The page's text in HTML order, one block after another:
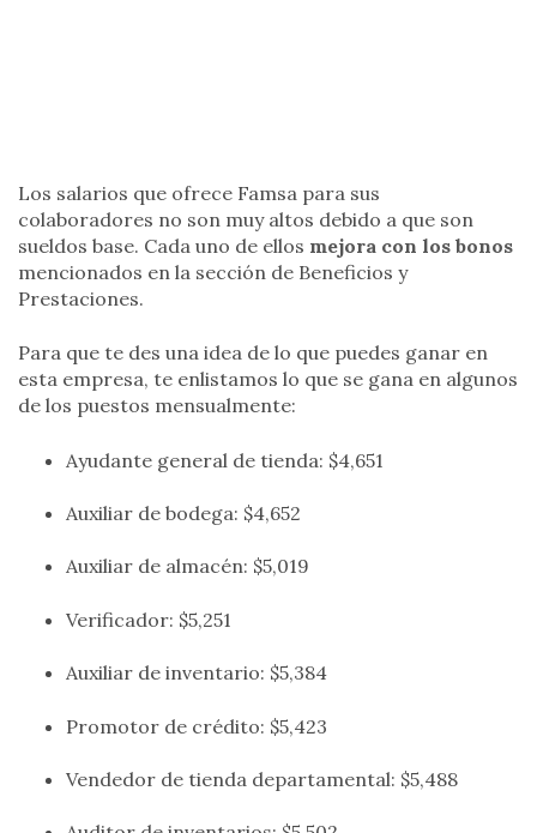
Los salarios que ofrece Famsa para sus
colaboradores no son muy altos debido a que son
sueldos base. Cada uno de ellos mejora con los bonos
mencionados en la sección de Beneficios y
Prestaciones.
Para que te des una idea de lo que puedes ganar en
esta empresa, te enlistamos lo que se gana en algunos
de los puestos mensualmente:
Ayudante general de tienda: $4,651
Auxiliar de bodega: $4,652
Auxiliar de almacén: $5,019
Verificador: $5,251
Auxiliar de inventario: $5,384
Promotor de crédito: $5,423
Vendedor de tienda departamental: $5,488